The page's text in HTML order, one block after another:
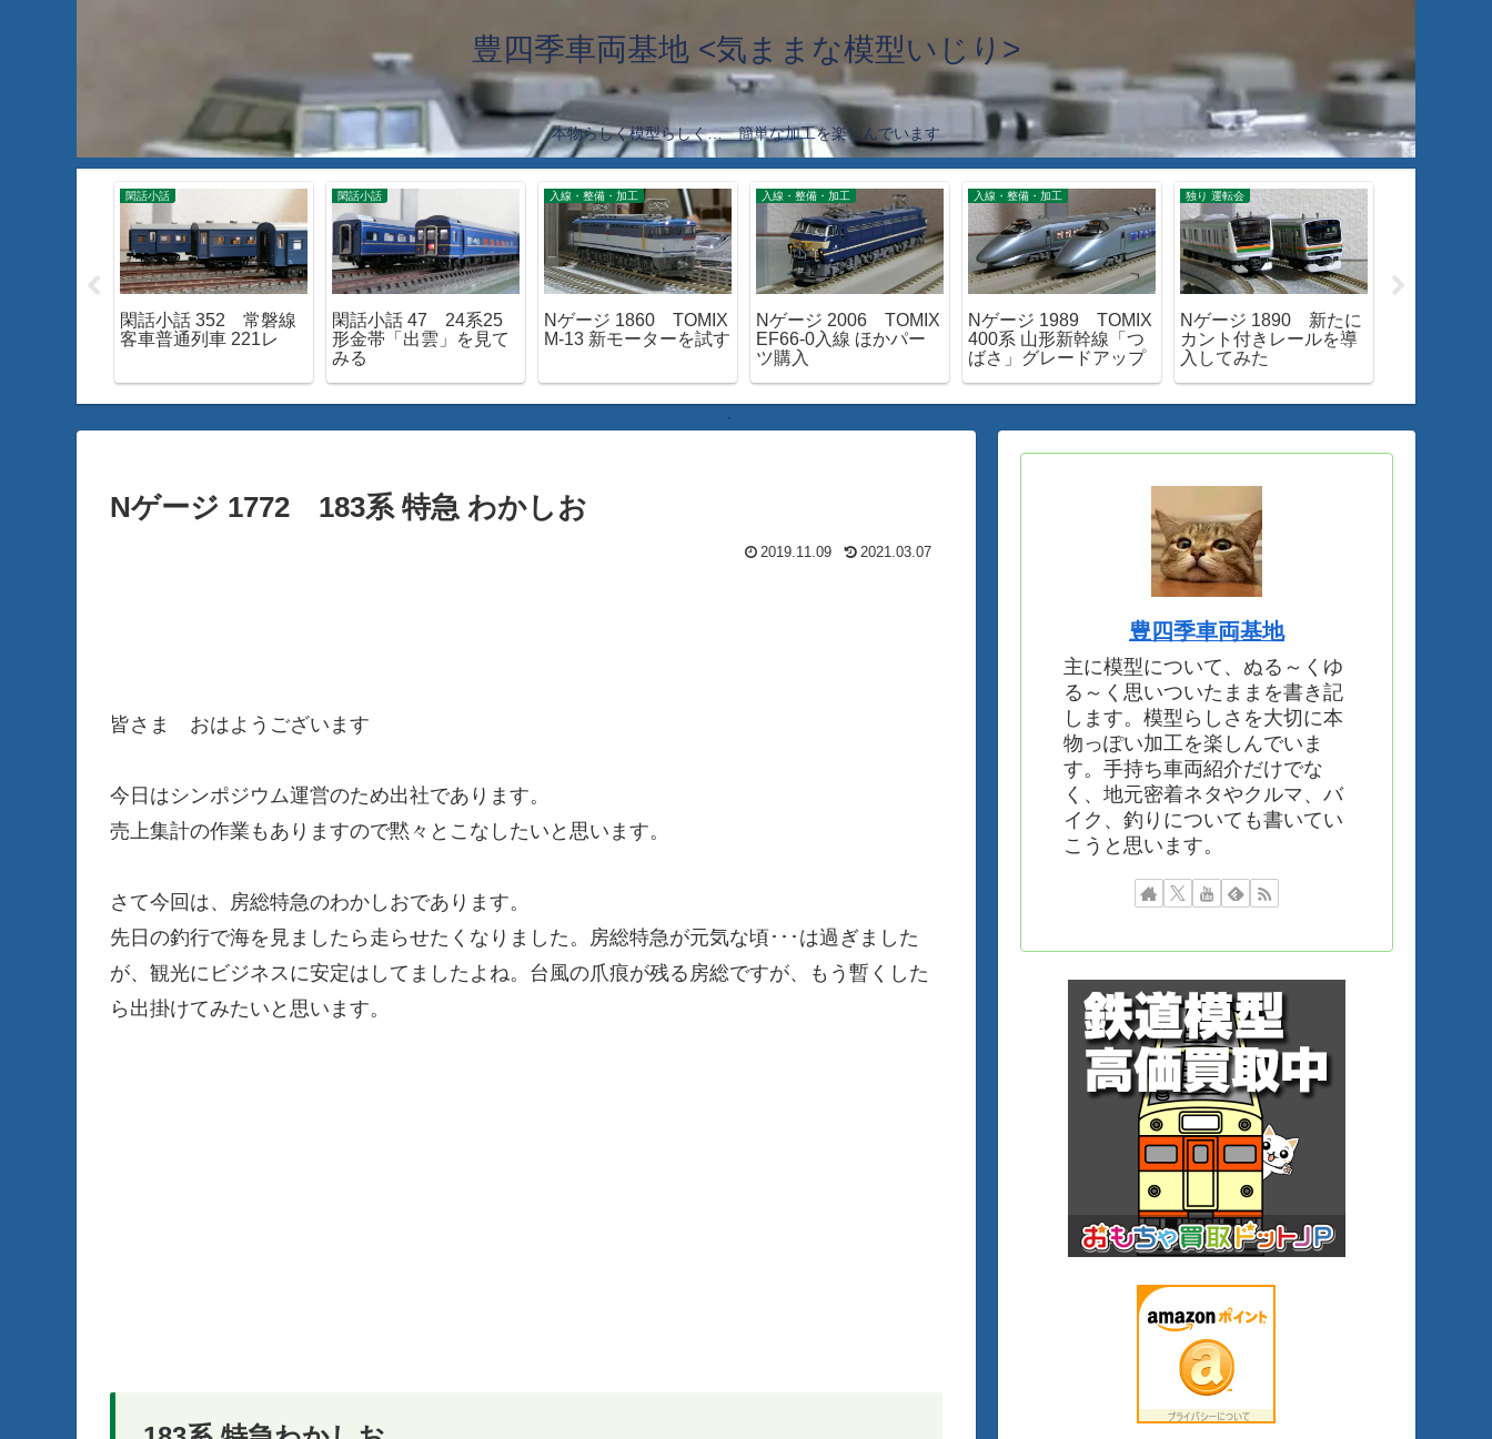
豊四季車両基地 <気ままな模型いじり>
本物らしく模型らしく… 簡単な加工を楽しんでいます
閑話小話
閑話小話 352 常磐線
客車普通列車 221レ
閑話小話
閑話小話 47 24系25
形金帯「出雲」を見て
みる
入線・整備・加工
Nゲージ 1860 TOMIX
M-13 新モーターを試す
入線・整備・加工
Nゲージ 2006 TOMIX
EF66-0入線 ほかパー
ツ購入
入線・整備・加工
Nゲージ 1989 TOMIX
400系 山形新幹線「つ
ばさ」グレードアップ
独り 運転会
Nゲージ 1890 新たに
カント付きレールを導
入してみた
Nゲージ 1772 183系 特急 わかしお
2019.11.09 2021.03.07
皆さま おはようございます
今日はシンポジウム運営のため出社であります。
売上集計の作業もありますので黙々とこなしたいと思います。
さて今回は、房総特急のわかしおであります。
先日の釣行で海を見ましたら走らせたくなりました。房総特急が元気な頃･･･は過ぎました
が、観光にビジネスに安定はしてましたよね。台風の爪痕が残る房総ですが、もう暫くした
ら出掛けてみたいと思います。
豊四季車両基地
主に模型について、ぬる～くゆ
る～く思いついたままを書き記
します。模型らしさを大切に本
物っぽい加工を楽しんでいま
す。手持ち車両紹介だけでな
く、地元密着ネタやクルマ、バ
イク、釣りについても書いてい
こうと思います。